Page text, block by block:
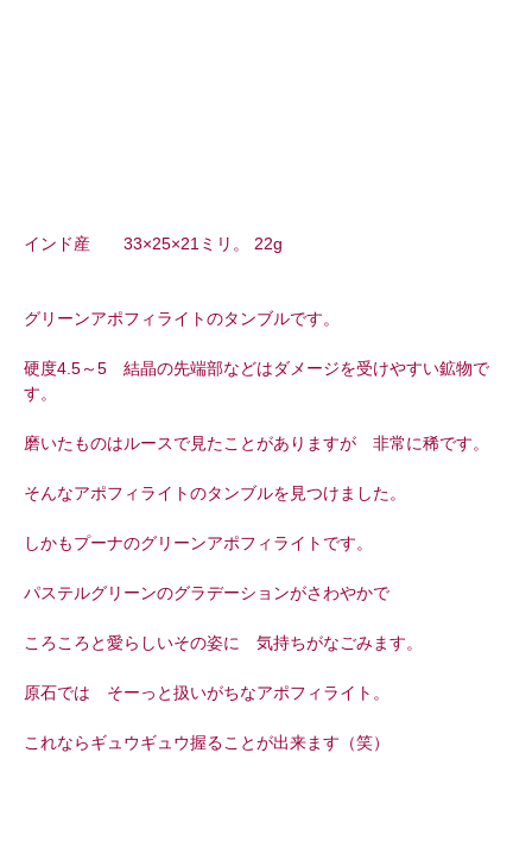
インド産 33×25×21ミリ。 22g
グリーンアポフィライトのタンブルです。
硬度4.5～5 結晶の先端部などはダメージを受けやすい鉱物で
す。
磨いたものはルースで見たことがありますが 非常に稀です。
そんなアポフィライトのタンブルを見つけました。
しかもプーナのグリーンアポフィライトです。
パステルグリーンのグラデーションがさわやかで
ころころと愛らしいその姿に 気持ちがなごみます。
原石では そーっと扱いがちなアポフィライト。
これならギュウギュウ握ることが出来ます（笑）